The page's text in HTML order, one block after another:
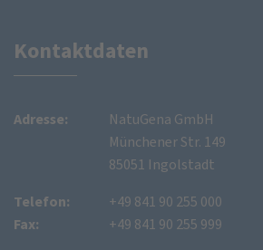
Kontaktdaten
Adresse:
NatuGena GmbH
Münchener Str. 149
85051 Ingolstadt
Telefon:
Fax:
+49 841 90 255 000
+49 841 90 255 999